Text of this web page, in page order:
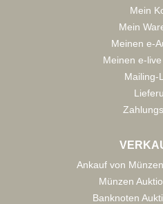
Mein
Mein
Meinen e-
Meinen e-
Mailing-
Ankauf von
Münzen
Banknoten